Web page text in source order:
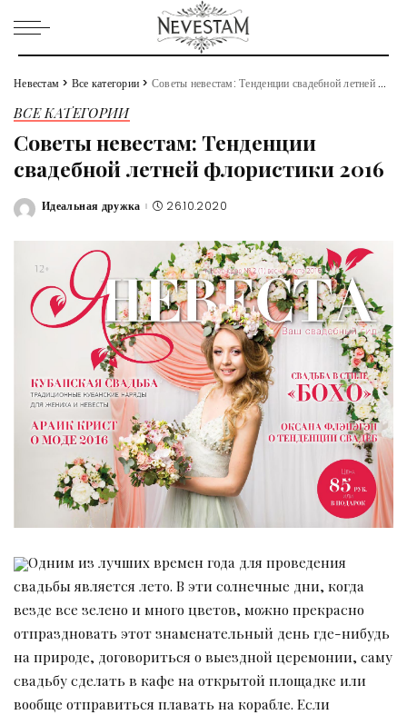
Невестам > Все категории > Советы невестам: Тенденции свадебной летней флористики 2016
ВСЕ КАТЕГОРИИ
Советы невестам: Тенденции
свадебной летней флористики 2016
Posted
Идеальная дружка 26.10.2020
Одним из лучших времен года для проведения
свадьбы является лето. В эти солнечные дни, когда
везде все зелено и много цветов, можно прекрасно
отпраздновать этот знаменательный день где-нибудь
на природе, договориться о выездной церемонии, саму
свадьбу сделать в кафе на открытой площадке или
вообще отправиться плавать на корабле. Если